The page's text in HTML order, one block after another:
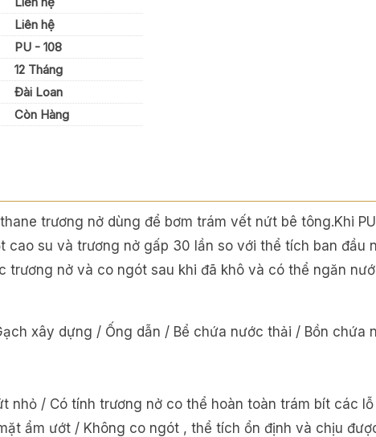
Liên hệ
PU - 108
12 Tháng
Đài Loan
Còn Hàng
trương nở dùng để bơm trám vết nứt bê tông.Khi
su và trương nở gấp 30 lần so với thể tích ban đầu
nở và co ngót sau khi đã khô và có thể ngăn
xây dựng / Ống dẫn / Bể chứa nước thải / Bồn chứa
/ Có tính trương nở co thể hoàn toàn trám bít các
ẩm ướt / Không co ngót , thể tích ổn định và chịu